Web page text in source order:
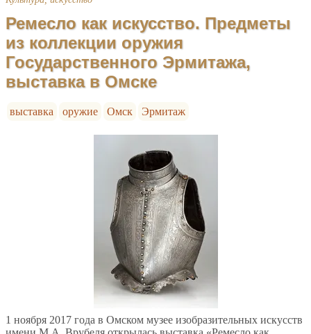
Ремесло как искусство. Предметы
из коллекции оружия
Государственного Эрмитажа,
выставка в Омске
выставка оружие Омск Эрмитаж
1 ноября 2017 года в Омском музее изобразительных искусств